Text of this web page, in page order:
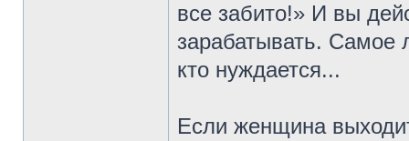
все забито!» И вы
зарабатывать.
кто нуждается...
Если женщина